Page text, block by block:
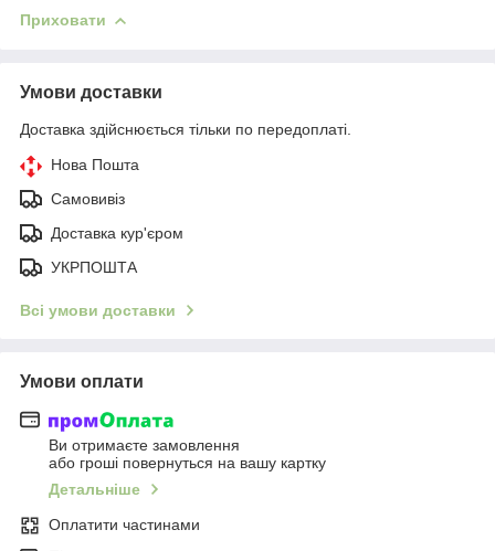
Приховати
Умови доставки
Доставка здійснюється тільки по передоплаті.
Нова Пошта
Самовивіз
Доставка кур'єром
УКРПОШТА
Всі умови доставки
Умови оплати
Ви отримаєте замовлення
або гроші повернуться на вашу картку
Детальніше
Оплатити частинами